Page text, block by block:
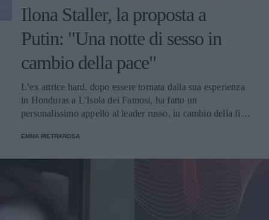
Ilona Staller, la proposta a
Putin: "Una notte di sesso in
cambio della pace"
L’ex attrice hard, dopo essere tornata dalla sua esperienza
in Honduras a L'Isola dei Famosi, ha fatto un
personalissimo appello al leader russo, in cambio della fine
Instagram e a corredo della caption, una serie di hashtag
EMMA PIETRAROSA